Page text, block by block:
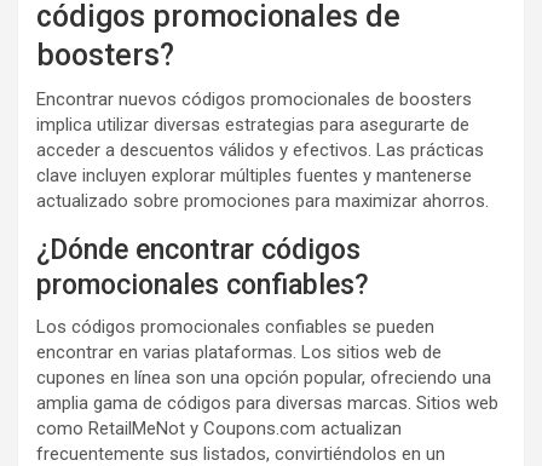
códigos promocionales de
boosters?
Encontrar nuevos códigos promocionales de boosters
implica utilizar diversas estrategias para asegurarte de
acceder a descuentos válidos y efectivos. Las prácticas
clave incluyen explorar múltiples fuentes y mantenerse
actualizado sobre promociones para maximizar ahorros.
¿Dónde encontrar códigos
promocionales confiables?
Los códigos promocionales confiables se pueden
encontrar en varias plataformas. Los sitios web de
cupones en línea son una opción popular, ofreciendo una
amplia gama de códigos para diversas marcas. Sitios web
como RetailMeNot y Coupons.com actualizan
frecuentemente sus listados, convirtiéndolos en un